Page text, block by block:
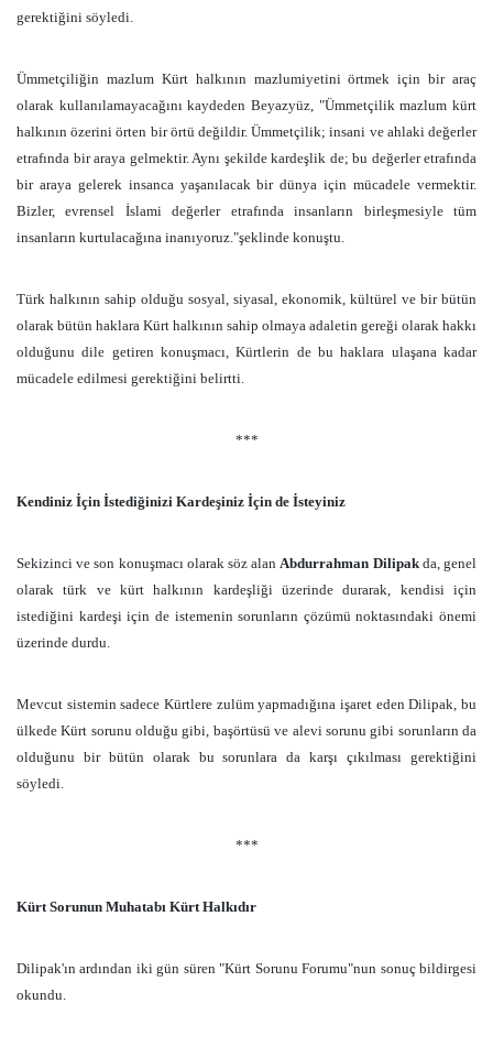
gerektiğini söyledi.
Ümmetçiliğin mazlum Kürt halkının mazlumiyetini örtmek için bir araç
olarak kullanılamayacağını kaydeden Beyazyüz, "Ümmetçilik mazlum kürt
halkının özerini örten bir örtü değildir. Ümmetçilik; insani ve ahlaki değerler
etrafında bir araya gelmektir. Aynı şekilde kardeşlik de; bu değerler etrafında
bir araya gelerek insanca yaşanılacak bir dünya için mücadele vermektir.
Bizler, evrensel İslami değerler etrafında insanların birleşmesiyle tüm
insanların kurtulacağına inanıyoruz."şeklinde konuştu.
Türk halkının sahip olduğu sosyal, siyasal, ekonomik, kültürel ve bir bütün
olarak bütün haklara Kürt halkının sahip olmaya adaletin gereği olarak hakkı
olduğunu dile getiren konuşmacı, Kürtlerin de bu haklara ulaşana kadar
mücadele edilmesi gerektiğini belirtti.
***
Kendiniz İçin İstediğinizi Kardeşiniz İçin de İsteyiniz
Sekizinci ve son konuşmacı olarak söz alanAbdurrahman Dilipak da, genel
olarak türk ve kürt halkının kardeşliği üzerinde durarak, kendisi için
istediğini kardeşi için de istemenin sorunların çözümü noktasındaki önemi
üzerinde durdu.
Mevcut sistemin sadece Kürtlere zulüm yapmadığına işaret eden Dilipak, bu
ülkede Kürt sorunu olduğu gibi, başörtüsü ve alevi sorunu gibi sorunların da
olduğunu bir bütün olarak bu sorunlara da karşı çıkılması gerektiğini
söyledi.
***
Kürt Sorunun Muhatabı Kürt Halkıdır
Dilipak'ın ardından iki gün süren "Kürt Sorunu Forumu"nun sonuç bildirgesi
okundu.